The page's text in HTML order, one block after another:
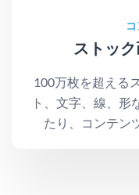
ストッ
100万枚を超える
ト、文字、線、形
たり、コンテン